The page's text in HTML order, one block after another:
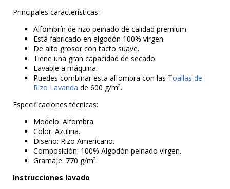
PRODUCTO AÑADIDO AL CARRITO
Principales características:
Alfombrín de rizo peinado de calidad premium.
Está fabricado en algodón 100% virgen.
De alto grosor con tacto suave.
Tiene una gran capacidad de secado.
Lavable a máquina.
Puedes combinar esta alfombra con las Toallas de
Rizo Lavandade 600 g/m².
Especificaciones técnicas:
Modelo: Alfombra.
Color: Azulina.
Diseño: Rizo Americano.
Composición: 100% Algodón peinado virgen.
Gramaje: 770 g/m².
Instrucciones lavado